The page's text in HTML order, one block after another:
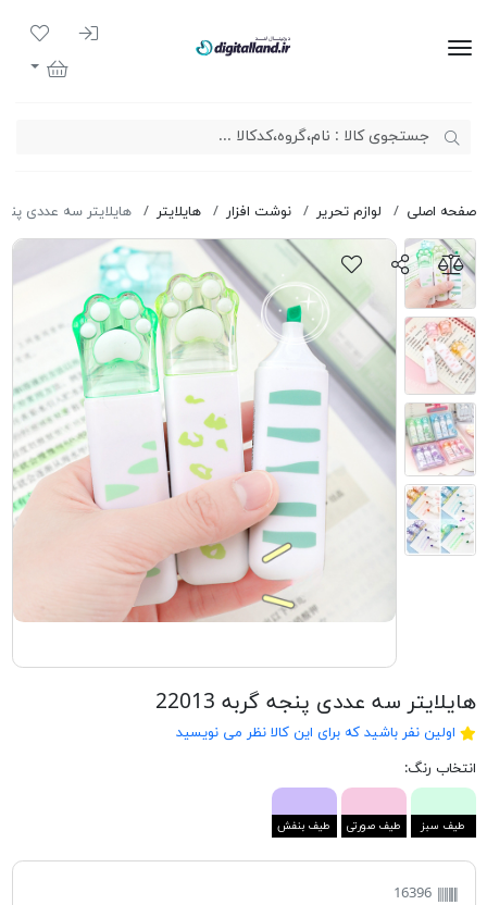
ورود به
لیست
سبد خرید
صفحه اصلی لوازم تحریر نوشت افزار هایلایتر هایلایتر سه عددی پنجه
هایلایتر سه عددی پنجه گربه 22013
اولین نفر باشید که برای این کالا نظر می نویسید
انتخاب رنگ:
طیف سبز طیف صورتی طیف بنفش
16396